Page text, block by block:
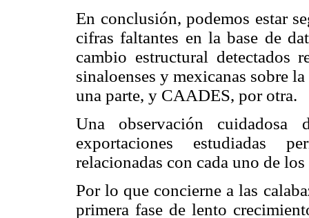
En conclusión, podemos estar
cifras faltantes en la base de
cambio estructural detectados
sinaloenses y mexicanas sobre
una parte, y CAADES, por otra.
Una observación
exportaciones estudiadas
relacionadas con cada uno de
Por lo que concierne a las
primera fase de lento